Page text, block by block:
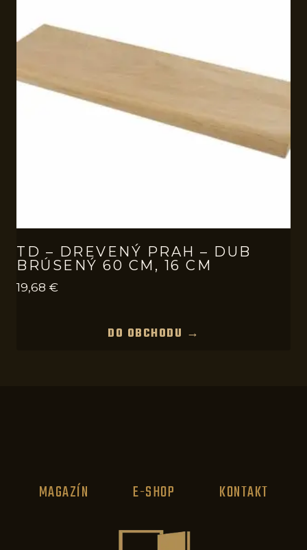
TD – DREVENÝ PRAH – DUB
BRÚSENÝ 60 CM, 16 CM
19,68 €
DO OBCHODU →
MAGAZÍN E-SHOP KONTAKT